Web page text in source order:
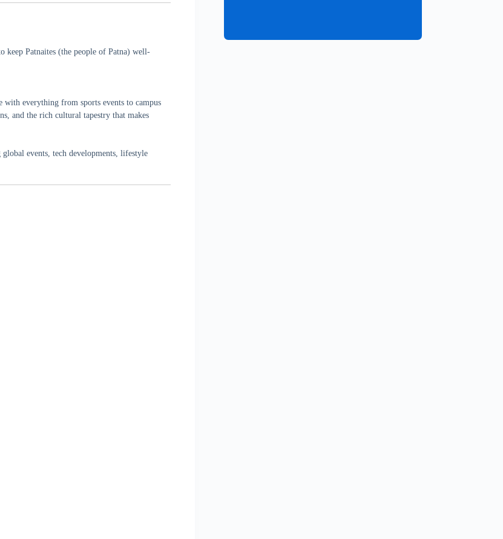
keep Patnaites (the people of Patna) well-
everything from sports events to campus
and the rich cultural tapestry that makes
events, tech developments, lifestyle